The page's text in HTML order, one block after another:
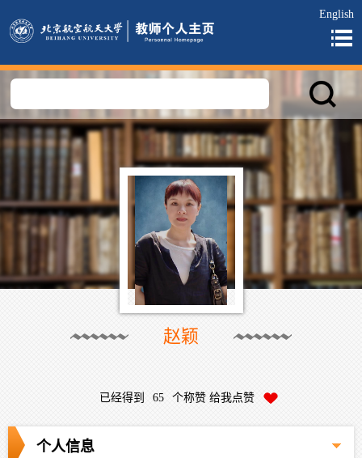
English
赵颖
已经得到 65 个称赞 给我点赞
个人信息